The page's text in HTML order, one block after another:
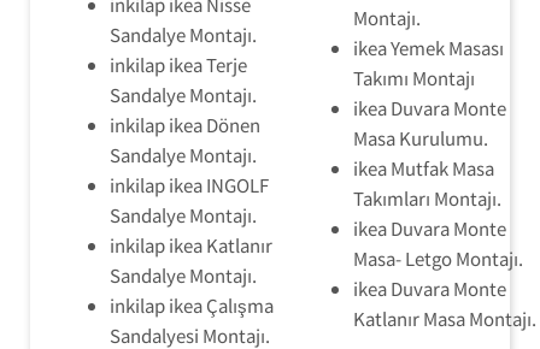
Sandalye Montajı.
inkilap ikea Terje
Sandalye Montajı.
inkilap ikea Dönen
Sandalye Montajı.
inkilap ikea INGOLF
Sandalye Montajı.
inkilap ikea Katlanır
Sandalye Montajı.
inkilap ikea Çalışma
Sandalyesi Montajı.
Montajı.
ikea Yemek Masası
Takımı Montajı
ikea Duvara Monte
Masa Kurulumu.
ikea Mutfak Masa
Takımları Montajı.
ikea Duvara Monte
Masa- Letgo Montajı.
ikea Duvara Monte
Katlanır Masa Montajı.